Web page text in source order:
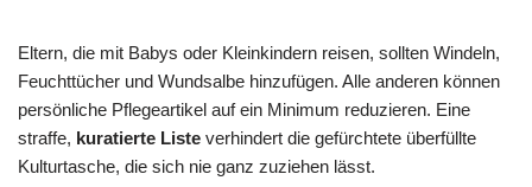
Eltern, die mit Babys oder Kleinkindern reisen, sollten Windeln,
Feuchttücher und Wundsalbe hinzufügen. Alle anderen können
persönliche Pflegeartikel auf ein Minimum reduzieren. Eine
straffe, kuratierte Liste verhindert die gefürchtete überfüllte
Kulturtasche, die sich nie ganz zuziehen lässt.